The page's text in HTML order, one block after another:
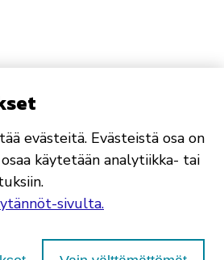
evästeitä. Evästeistä osa on
käytetään analytiikka- tai
sivulta.